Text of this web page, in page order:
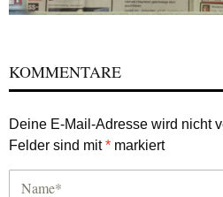
KOMMENTARE
Deine E-Mail-Adresse wird nicht
Felder sind mit* markiert